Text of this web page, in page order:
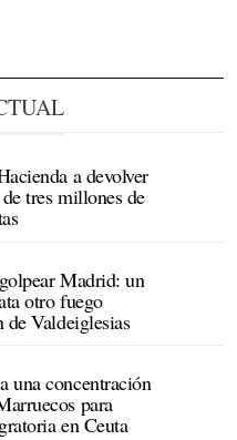
a devolver
tres millones de
Madrid: un
otro fuego
Valdeiglesias
una concentración
para
en Ceuta